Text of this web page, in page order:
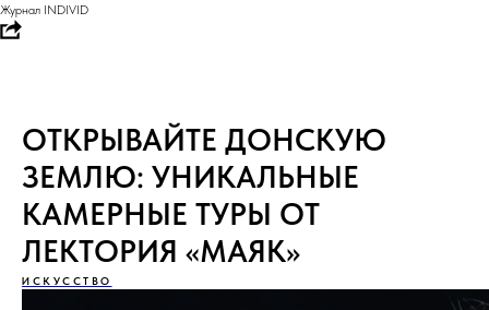
Журнал INDIVID
ОТКРЫВАЙТЕ ДОНСКУЮ
ЗЕМЛЮ: УНИКАЛЬНЫЕ
КАМЕРНЫЕ ТУРЫ ОТ
ЛЕКТОРИЯ «МАЯК»
ИСКУССТВО